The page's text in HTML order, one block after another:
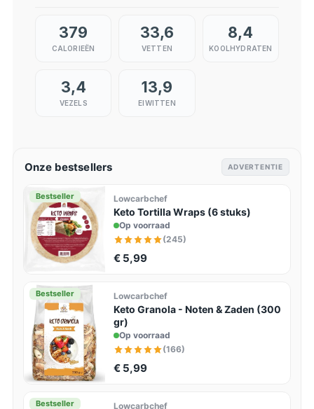
379
CALORIEËN
33,6
VETTEN
8,4
KOOLHYDRATEN
3,4
VEZELS
13,9
EIWITTEN
Onze bestsellers ADVERTENTIE
Bestseller Lowcarbchef
Keto Tortilla Wraps (6 stuks)
Op voorraad
(245)
€ 5,99
Bestseller Lowcarbchef
Keto Granola - Noten & Zaden (300
gr)
Op voorraad
(166)
€ 5,99
Bestseller Lowcarbchef